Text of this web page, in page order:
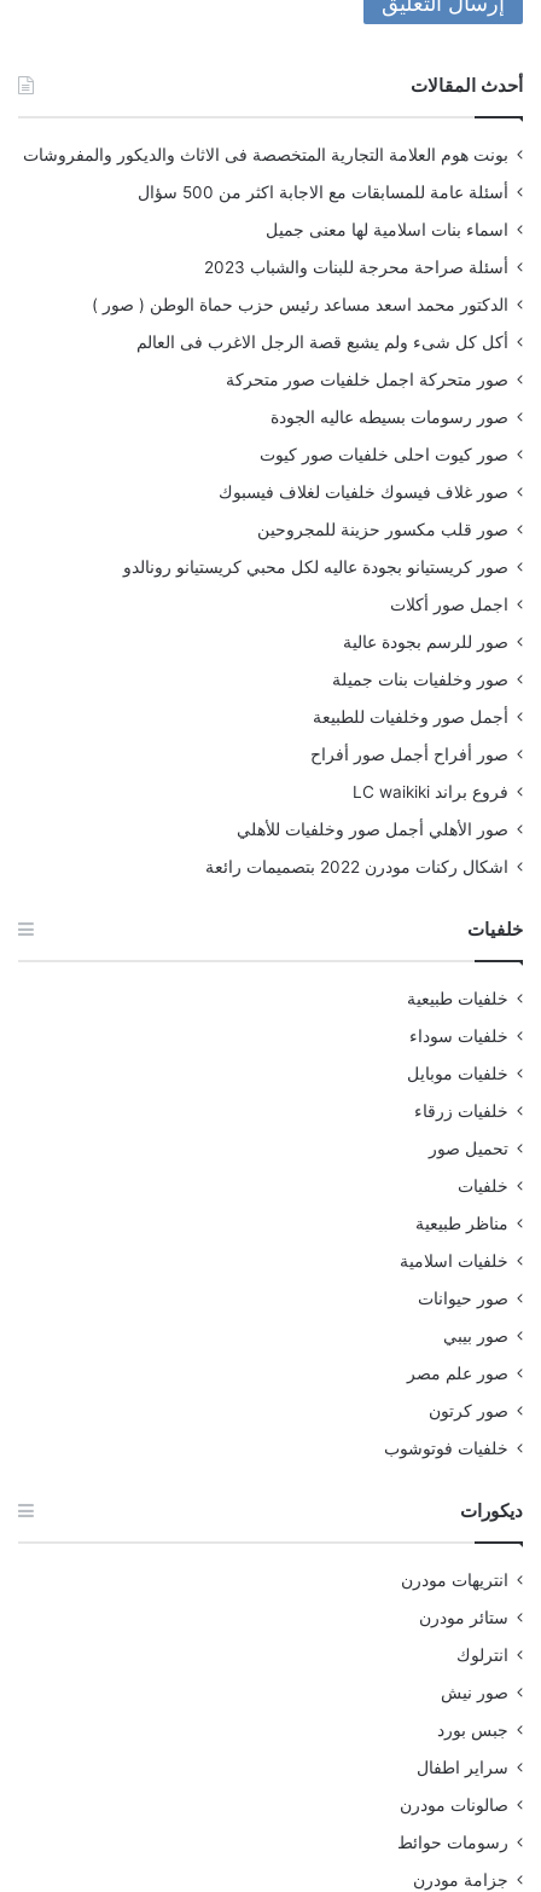
أحدث المقالات
بونت هوم العلامة التجارية المتخصصة فى الاثاث والديكور والمفروشات
أسئلة عامة للمسابقات مع الاجابة اكثر من 500 سؤال
اسماء بنات اسلامية لها معنى جميل
أسئلة صراحة محرجة للبنات والشباب 2023
الدكتور محمد اسعد مساعد رئيس حزب حماة الوطن ( صور )
أكل كل شىء ولم يشبع قصة الرجل الاغرب فى العالم
صور متحركة اجمل خلفيات صور متحركة
صور رسومات بسيطه عاليه الجودة
صور كيوت احلى خلفيات صور كيوت
صور غلاف فيسوك خلفيات لغلاف فيسبوك
صور قلب مكسور حزينة للمجروحين
صور كريستيانو بجودة عاليه لكل محبي كريستيانو رونالدو
اجمل صور أكلات
صور للرسم بجودة عالية
صور وخلفيات بنات جميلة
أجمل صور وخلفيات للطبيعة
صور أفراح أجمل صور أفراح
فروع براند LC waikiki
صور الأهلي أجمل صور وخلفيات للأهلي
اشكال ركنات مودرن 2022 بتصميمات رائعة
خلفيات
خلفيات طبيعية
خلفيات سوداء
خلفيات موبايل
خلفيات زرقاء
تحميل صور
خلفيات
مناظر طبيعية
خلفيات اسلامية
صور حيوانات
صور بيبي
صور علم مصر
صور كرتون
خلفيات فوتوشوب
ديكورات
انتريهات مودرن
ستائر مودرن
انترلوك
صور نيش
جبس بورد
سراير اطفال
صالونات مودرن
رسومات حوائط
جزامة مودرن